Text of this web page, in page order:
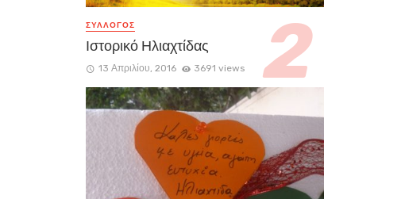
ΣΥΛΛΟΓΟΣ
Ιστορικό Ηλιαχτίδας
13 Απριλίου, 2016 3691 views